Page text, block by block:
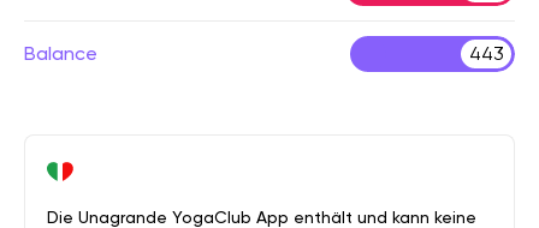
Balance 443
Die Unagrande YogaClub App enthält und kann keine